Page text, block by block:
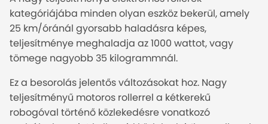
kategóriájába minden olyan eszköz bekerül, amely
25 km/óránál gyorsabb haladásra képes,
teljesítménye meghaladja az 1000 wattot, vagy
tömege nagyobb 35 kilogrammnál.
Ez a besorolás jelentős változásokat hoz. Nagy
teljesítményű motoros rollerrel a kétkerekű
robogóval történő közlekedésre vonatkozó